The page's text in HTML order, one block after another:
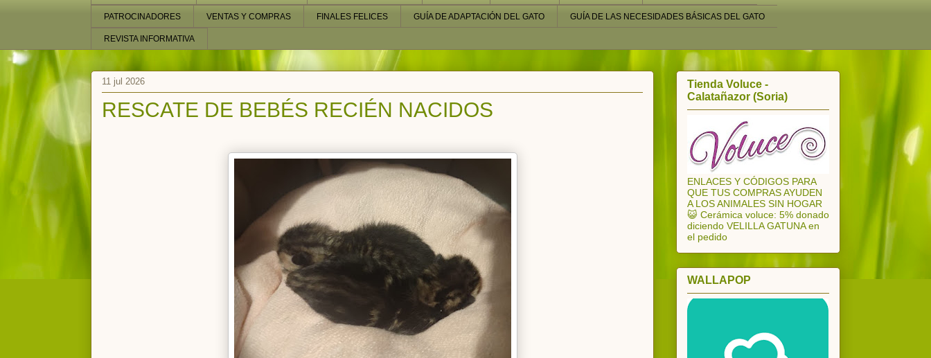
PATROCINADORES VENTAS Y COMPRAS FINALES FELICES GUÍA DE ADAPTACIÓN DEL GATO GUÍA DE LAS NECESIDADES BÁSICAS DEL GATO
REVISTA INFORMATIVA
11 jul 2026
RESCATE DE BEBÉS RECIÉN NACIDOS
Tienda Voluce -
Calatañazor (Soria)
ENLACES Y CÓDIGOS PARA
QUE TUS COMPRAS AYUDEN
A LOS ANIMALES SIN HOGAR
😺 Cerámica voluce: 5% donado
diciendo VELILLA GATUNA en
el pedido
WALLAPOP